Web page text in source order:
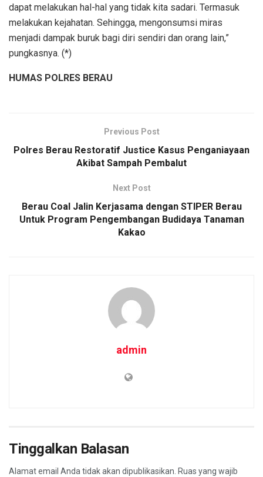
dapat melakukan hal-hal yang tidak kita sadari. Termasuk
melakukan kejahatan. Sehingga, mengonsumsi miras
menjadi dampak buruk bagi diri sendiri dan orang lain,”
pungkasnya. (*)
HUMAS POLRES BERAU
Previous Post
Polres Berau Restoratif Justice Kasus Penganiayaan
Akibat Sampah Pembalut
Next Post
Berau Coal Jalin Kerjasama dengan STIPER Berau
Untuk Program Pengembangan Budidaya Tanaman
Kakao
admin
Tinggalkan Balasan
Alamat email Anda tidak akan dipublikasikan. Ruas yang wajib